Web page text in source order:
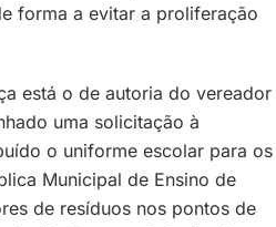
forma a evitar a proliferação
está o de autoria do vereador
uma solicitação à
o uniforme escolar para os
Municipal de Ensino de
de resíduos nos pontos de